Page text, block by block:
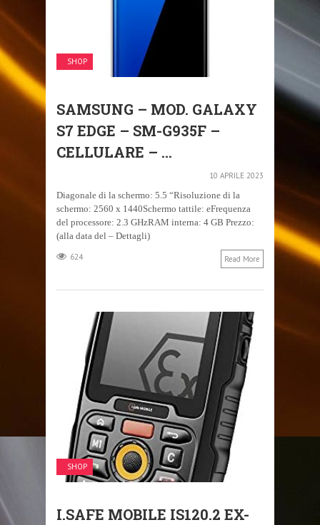
SHOP
SAMSUNG – MOD. GALAXY
S7 EDGE – SM-G935F –
CELLULARE – ...
10 APRILE 2023
Diagonale di la schermo: 5.5 “Risoluzione di la
schermo: 2560 x 1440Schermo tattile: eFrequenza
del processore: 2.3 GHzRAM interna: 4 GB Prezzo:
(alla data del – Dettagli)
624 Read More
SHOP
I.SAFE MOBILE IS120.2 EX-